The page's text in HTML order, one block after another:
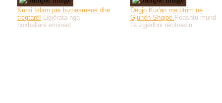
Kursi Islam për biznesmenë dhe
tregtarë! Ligjërata nga
hoxhallarë eminent.
Dëgjo Kur'an me titrim në
Gjuhën Shqipe. Poashtu mund
t'a zgjedhni recituesin.